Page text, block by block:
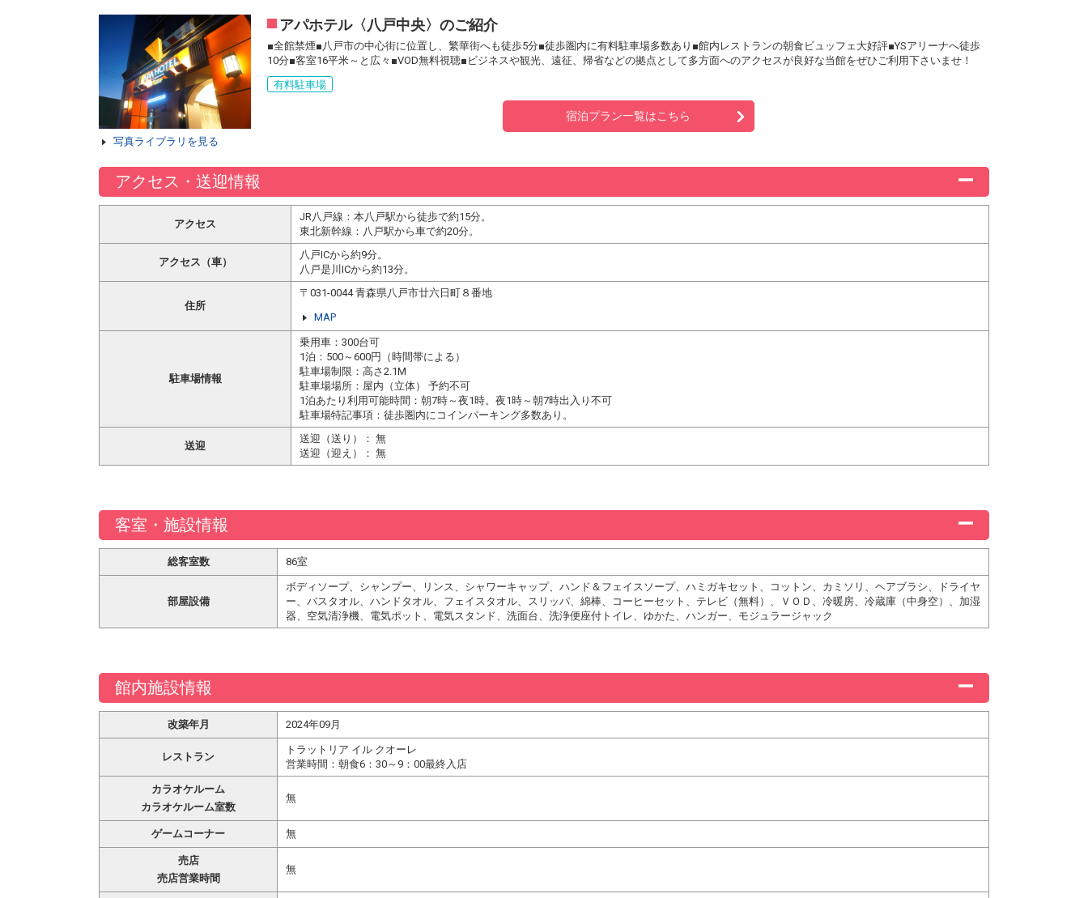
写真ライブラリを見る
アパホテル〈八戸中央〉のご紹介
■全館禁煙■八戸市の中心街に位置し、繁華街へも徒歩5分■徒歩圏内に有料駐車場多数あり■館内レストランの朝食ビュッフェ大好評■YSアリーナへ徒歩
10分■客室16平米～と広々■VOD無料視聴■ビジネスや観光、遠征、帰省などの拠点として多方面へのアクセスが良好な当館をぜひご利用下さいませ！
有料駐車場
宿泊プラン一覧はこちら
アクセス・送迎情報
アクセス
JR八戸線：本八戸駅から徒歩で約15分。
東北新幹線：八戸駅から車で約20分。
アクセス（車）
八戸ICから約9分。
八戸是川ICから約13分。
住所
〒031-0044 青森県八戸市廿六日町８番地
MAP
駐車場情報
乗用車：300台可
1泊：500～600円（時間帯による）
駐車場制限：高さ2.1M
駐車場場所：屋内（立体） 予約不可
1泊あたり利用可能時間：朝7時～夜1時。夜1時～朝7時出入り不可
駐車場特記事項：徒歩圏内にコインパーキング多数あり。
送迎
送迎（送り）： 無
送迎（迎え）： 無
客室・施設情報
総客室数 86室
部屋設備
ボディソープ、シャンプー、リンス、シャワーキャップ、ハンド＆フェイスソープ、ハミガキセット、コットン、カミソリ、ヘアブラシ、ドライヤ
ー、バスタオル、ハンドタオル、フェイスタオル、スリッパ、綿棒、コーヒーセット、テレビ（無料）、ＶＯＤ、冷暖房、冷蔵庫（中身空）、加湿
器、空気清浄機、電気ポット、電気スタンド、洗面台、洗浄便座付トイレ、ゆかた、ハンガー、モジュラージャック
館内施設情報
改築年月 2024年09月
レストラン
トラットリア イル クオーレ
営業時間：朝食6：30～9：00最終入店
カラオケルーム
カラオケルーム室数
無
ゲームコーナー 無
売店
売店営業時間
無